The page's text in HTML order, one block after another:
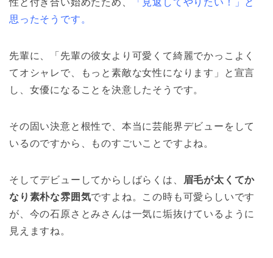
性と付き合い始めたため、
「見返してやりたい！」と
思ったそうです。
先輩に、「先輩の彼女より可愛くて綺麗でかっこよく
てオシャレで、もっと素敵な女性になります」と宣言
し、女優になることを決意したそうです。
その固い決意と根性で、本当に芸能界デビューをして
いるのですから、ものすごいことですよね。
そしてデビューしてからしばらくは、
眉毛が太くてか
なり素朴な雰囲気ですよね。この時も可愛らしいです
が、今の石原さとみさんは一気に垢抜けているように
見えますね。